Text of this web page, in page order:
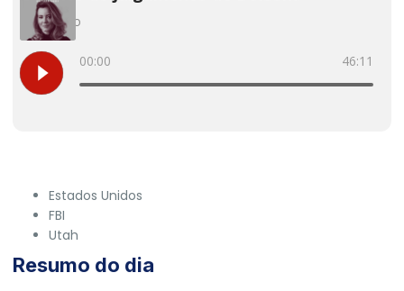
Estados Unidos
FBI
Utah‎
Resumo do dia